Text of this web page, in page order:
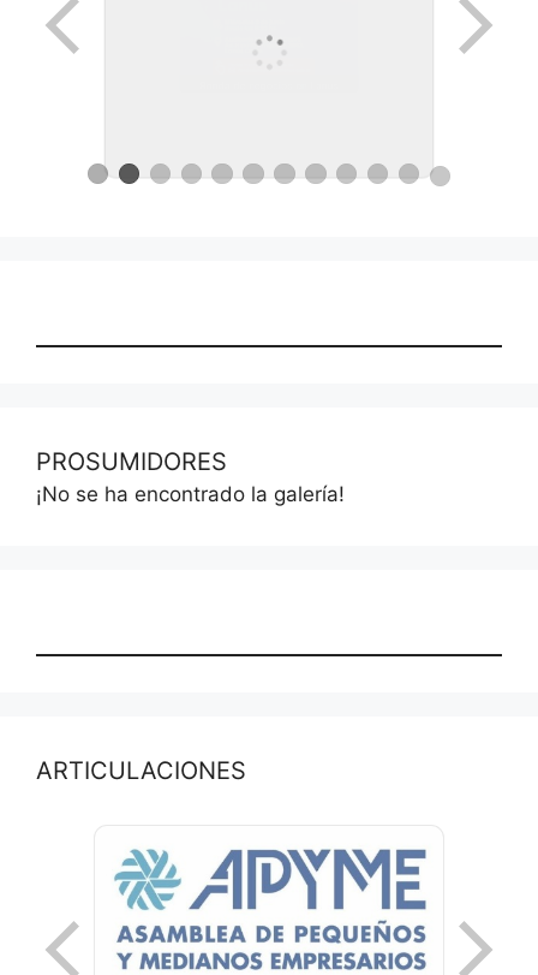
PROSUMIDORES
¡No se ha encontrado la galería!
ARTICULACIONES